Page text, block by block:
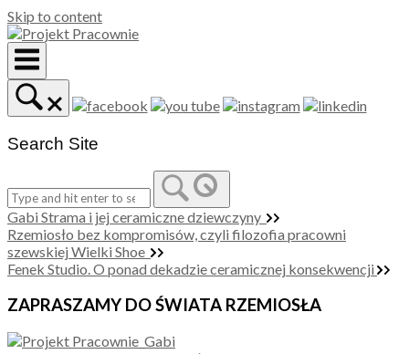
Skip to content
Search Site
Gabi Strama i jej ceramiczne dziewczyny
Rzemiosło bez kompromisów, czyli filozofia pracowni
szewskiej Wielki Shoe
Fenek Studio. O ponad dekadzie ceramicznej konsekwencji
ZAPRASZAMY DO ŚWIATA RZEMIOSŁA